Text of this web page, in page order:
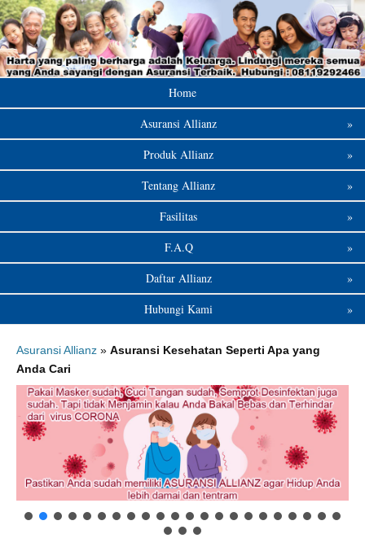
Home
Asuransi Allianz
»
Produk Allianz
»
Tentang Allianz
»
Fasilitas
»
F.A.Q
»
Daftar Allianz
»
Hubungi Kami
»
Asuransi Allianz » Asuransi Kesehatan Seperti Apa yang
Anda Cari